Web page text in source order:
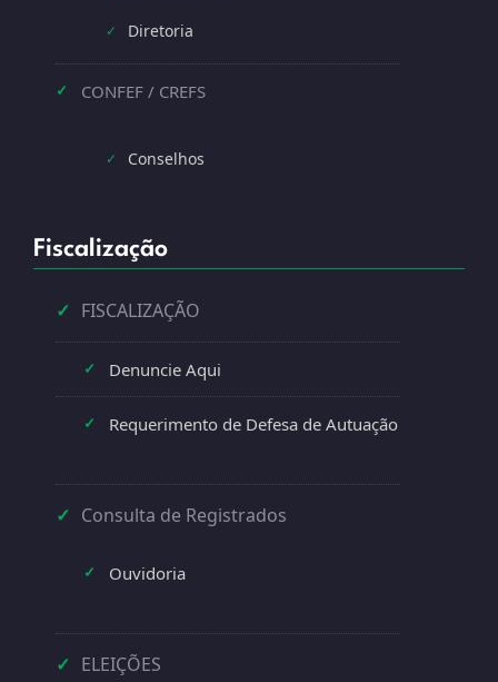
✓ Diretoria
✓ CONFEF / CREFS
✓ Conselhos
Fiscalização
✓ FISCALIZAÇÃO
✓ Denuncie Aqui
✓ Requerimento de Defesa de Autuação
✓ Consulta de Registrados
✓ Ouvidoria
✓ ELEIÇÕES